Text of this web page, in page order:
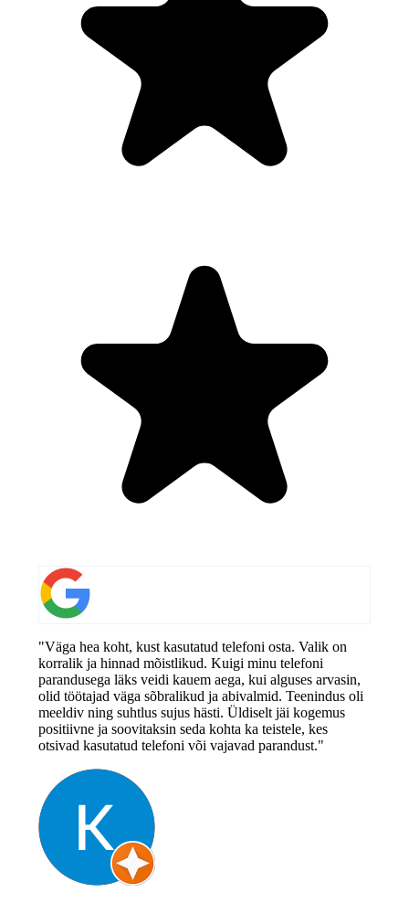
"Väga hea koht, kust kasutatud telefoni osta. Valik on
korralik ja hinnad mõistlikud. Kuigi minu telefoni
parandusega läks veidi kauem aega, kui alguses arvasin,
olid töötajad väga sõbralikud ja abivalmid. Teenindus oli
meeldiv ning suhtlus sujus hästi. Üldiselt jäi kogemus
positiivne ja soovitaksin seda kohta ka teistele, kes
otsivad kasutatud telefoni või vajavad parandust."